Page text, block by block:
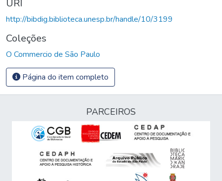
URI
http://bibdig.biblioteca.unesp.br/handle/10/3199
Coleções
O Commercio de São Paulo
Página do item completo
PARCEIROS